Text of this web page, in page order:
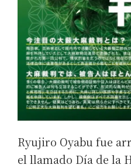
Ryujiro Oyabu fue
el llamado Día de la